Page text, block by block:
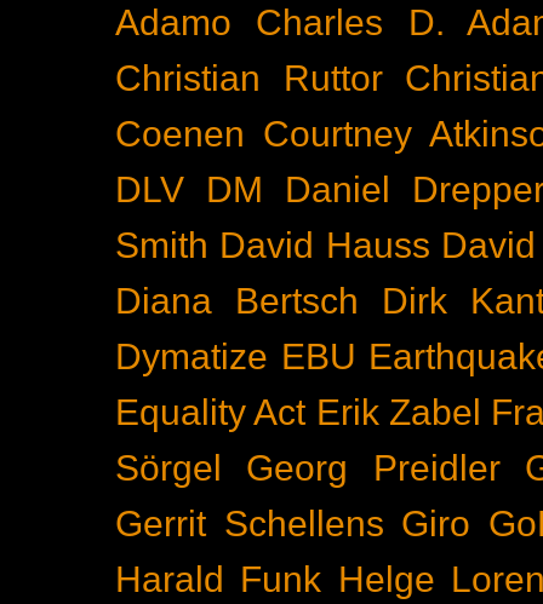
Adamo
Charles D.
Christian Ruttor
Coenen Courtney
DLV
DM
Daniel
Smith David Hauss
Diana Bertsch
Dirk
Dymatize EBU
Equality Act Erik Zabel
Sörgel
Georg Preidler
Gerrit Schellens Giro
Harald Funk Helge